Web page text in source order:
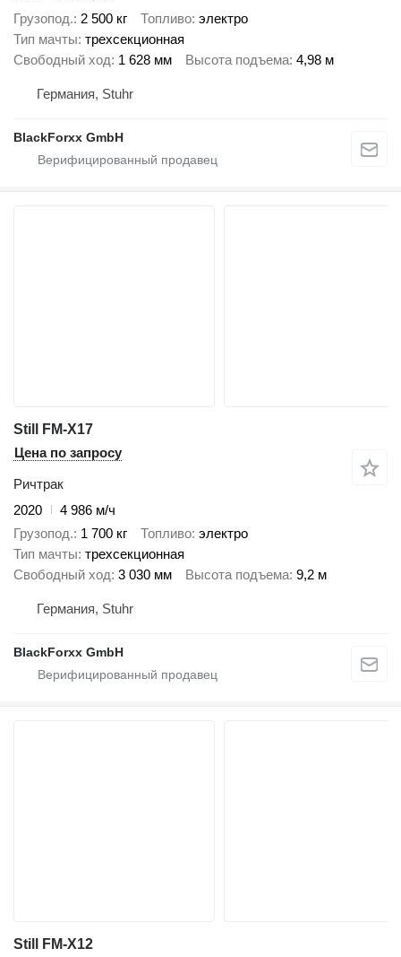
Грузопод. 2 500 кг Топливо электро
Тип мачты трехсекционная
Свободный ход 1 628 мм Высота подъема 4,98 м
Германия, Stuhr
BlackForxx GmbH
Still FM-X17
Цена по запросу
Ричтрак
2020
4 986 м/ч
Грузопод. 1 700 кг Топливо электро
Тип мачты трехсекционная
Свободный ход 3 030 мм Высота подъема 9,2 м
Германия, Stuhr
BlackForxx GmbH
Still FM-X12